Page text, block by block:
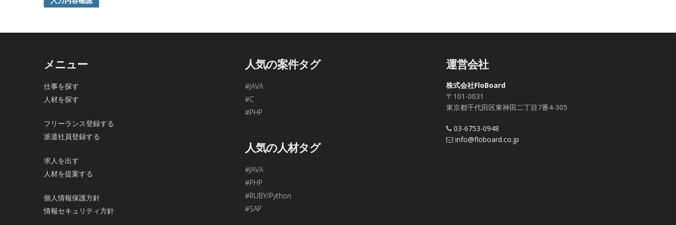
ご本人の同意がある場合または法令に基づく場合を除き、今回ご入力頂く個人情報は第三者に提供しません。
ご自身の個人情報の開示等（利用目的の通知、開示、内容の訂正・追加・削除、利用の停止または消去、第三者への提供
なお、個人情報に関する弊社問合わせ先は、次の通りです。
〒101-0031 東京都千代田区東神田二丁目7番4-305
メールアドレス: info@floboard.co.jp TEL: 03-6753-0948
（受付時間 9:00～18:00 ※土・日曜日、祝日、年末年始、ゴールデンウィークを除く)
6. 個人情報における任意性について
個人情報のご提供は、ご本人の任意です。ただし、必須項目をご入力頂けない場合は本フォームをご利用頂けませんの
メニュー
仕事を探す
人材を探す
フリーランス登録する
派遣社員登録する
求人を出す
人材を提案する
個人情報保護方針
情報セキュリティ方針
人気の案件タグ
#JAVA
#C
#PHP
人気の人材タグ
#JAVA
#PHP
#RUBY/Python
#SAP
運営会社
株式会社FloBoard
〒101-0031
東京都千代田区東神田二丁目7番4-305
03-6753-0948
info@floboard.co.jp